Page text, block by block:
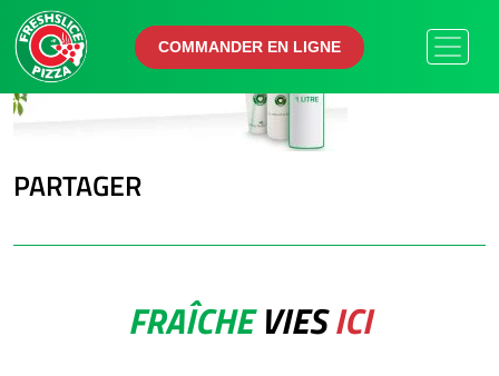
COMMANDER EN LIGNE
COMMANDER EN LIGNE
PARTAGER
FRAÎCHEVIESICI